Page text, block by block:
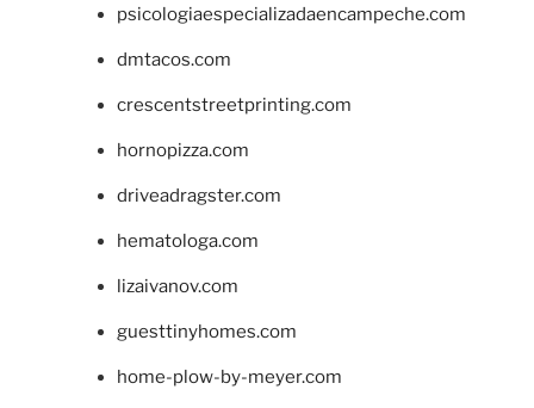
psicologiaespecializadaencampeche.com
dmtacos.com
crescentstreetprinting.com
hornopizza.com
driveadragster.com
hematologa.com
lizaivanov.com
guesttinyhomes.com
home-plow-by-meyer.com